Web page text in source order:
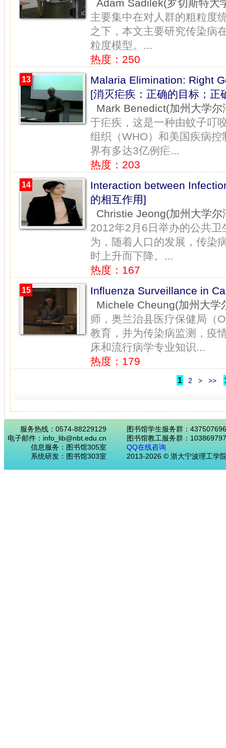
Adam Sadilek(罗切斯特大
主要集中在对人群的粗粒度
之下，本文主要研究传染病
粒度模型。...
热度：250
13
Malaria Elimination: Right
[消灭疟疾：正确的目标；正
Mark Benedict(加州大学尔
于疟疾，这是一种由蚊子叮
组织（WHO）和美国疾病
界有多达3亿例疟...
热度：203
14
Interaction between
的相互作用]
Christie Jeong(加州大学尔
2012年2月6日举办的公共
为，随着人口的发展，传染
时上升而下降。...
热度：167
15
Influenza Surveillance in
Michele Cheung(加州大学
师，奥兰治县医疗保健局（
教育，并为传染病监测，疫
床和流行病学专业知识...
热度：179
1 2 > >>
服务热线：0574-88229129
电子邮件：info_lib@nbt.edu.cn
信息服务：图书馆305室
系统研发：图书馆303室
图书馆学生服务群：437507696
图书馆教工服务群：
QQ在线咨询
2013-2026 © 浙大宁波理工学